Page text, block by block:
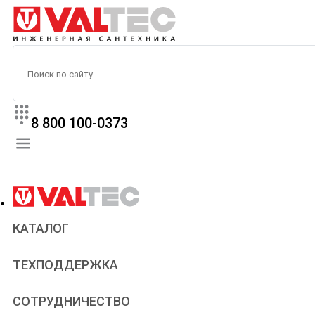
8 800 100-0373
КАТАЛОГ
ТЕХПОДДЕРЖКА
Паспорта и сертификаты
Статьи
СОТРУДНИЧЕСТВО
Сантехникам